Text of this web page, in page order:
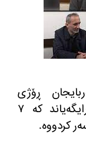
ڕۆژی
سێشه‌ممه‌ ١١ی مانگی ڕێبه‌ندان ڕایگه‌یاند كه‌ ٧
كردووه‌.